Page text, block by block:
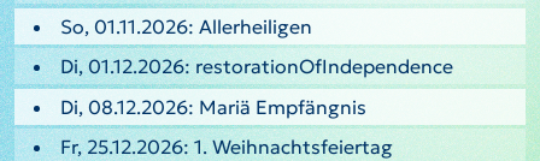
So, 01.11.2026: Allerheiligen
Di, 01.12.2026: restorationOfIndependence
Di, 08.12.2026: Mariä Empfängnis
Fr, 25.12.2026: 1. Weihnachtsfeiertag